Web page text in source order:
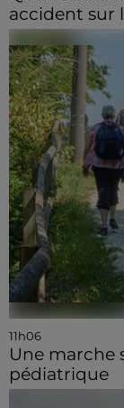
accident sur
11h06
Une marche
pédiatrique